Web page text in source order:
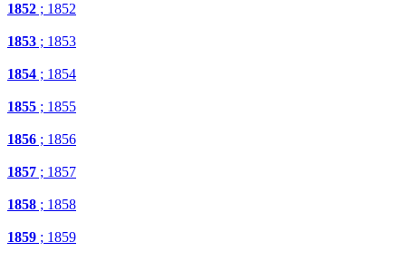
1852 ; 1852
1853 ; 1853
1854 ; 1854
1855 ; 1855
1856 ; 1856
1857 ; 1857
1858 ; 1858
1859 ; 1859